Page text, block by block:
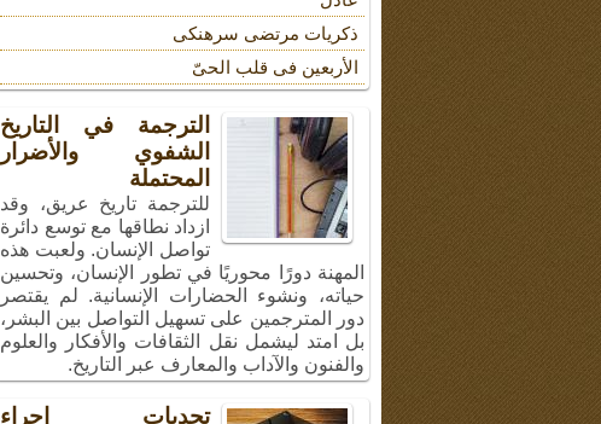
ذکریات مرتضى سرهنکی
الأربعین فی قلب الحیّ
الترجمة في التاريخ
الشفوي والأضرار
المحتملة
للترجمة تاريخ عريق، وقد
ازداد نطاقها مع توسع دائرة
تواصل الإنسان. ولعبت هذه
المهنة دورًا محوريًا في تطور الإنسان، وتحسين
حياته، ونشوء الحضارات الإنسانية. لم يقتصر
دور المترجمين على تسهيل التواصل بين البشر،
بل امتد ليشمل نقل الثقافات والأفكار والعلوم
والفنون والآداب والمعارف عبر التاريخ.
تحديات إجراء